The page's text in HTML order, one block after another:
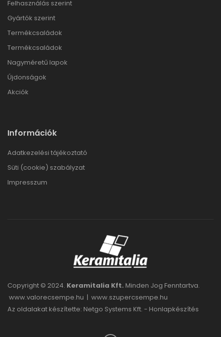
Felhasználás szerint
Gyártók szerint
Termékcsaládok
Termékcsaládok
Nagyméretű lapok
Újdonságok
Akciók
Információk
Adatkezelési tájékoztató
Süti (cookie) szabályzat
Impresszum
Copyright © 2024. Keramitalia Kft. Minden Jog Fenntartva.
www.valorecsempe.hu | www.szupercsempe.hu
Az oldalakat készítette: Netgo Systems Kft. - Honlapkészítés